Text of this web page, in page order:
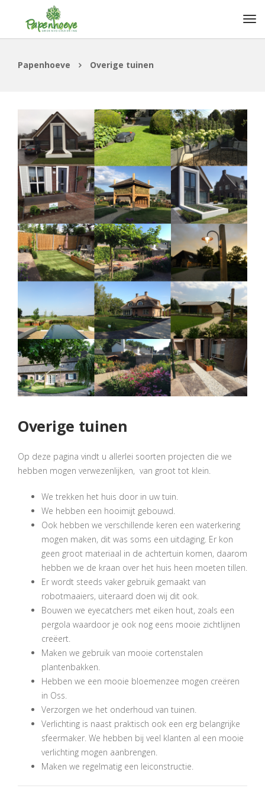
Papenhoeve Overige tuinen
Overige tuinen
Op deze pagina vindt u allerlei soorten projecten die we
hebben mogen verwezenlijken, van groot tot klein.
We trekken het huis door in uw tuin.
We hebben een hooimijt gebouwd.
Ook hebben we verschillende keren een waterkering
mogen maken, dit was soms een uitdaging. Er kon
geen groot materiaal in de achtertuin komen, daarom
hebben we de kraan over het huis heen moeten tillen.
Er wordt steeds vaker gebruik gemaakt van
robotmaaiers, uiteraard doen wij dit ook.
Bouwen we eyecatchers met eiken hout, zoals een
pergola waardoor je ook nog eens mooie zichtlijnen
creëert.
Maken we gebruik van mooie cortenstalen
plantenbakken.
Hebben we een mooie bloemenzee mogen creëren
in Oss.
Verzorgen we het onderhoud van tuinen.
Verlichting is naast praktisch ook een erg belangrijke
sfeermaker. We hebben bij veel klanten al een mooie
verlichting mogen aanbrengen.
Maken we regelmatig een leiconstructie.